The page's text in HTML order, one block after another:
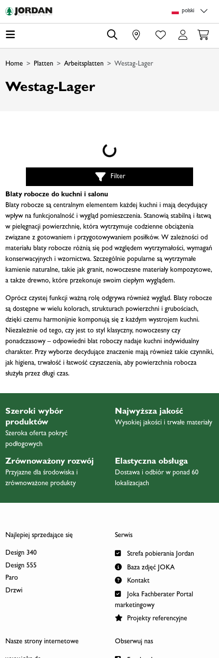
polski
0
Home Platten Arbeitsplatten Westag-Lager
Westag-Lager
Loading...
Filter
Blaty robocze do kuchni i salonu
Blaty robocze są centralnym elementem każdej kuchni i mają decydujący
wpływ na funkcjonalność i wygląd pomieszczenia. Stanowią stabilną i łatwą
w pielęgnacji powierzchnię, która wytrzymuje codzienne obciążenia
związane z gotowaniem i przygotowywaniem posiłków. W zależności od
materiału blaty robocze różnią się pod względem wytrzymałości, wymagań
konserwacyjnych i wzornictwa. Szczególnie popularne są wytrzymałe
kamienie naturalne, takie jak granit, nowoczesne materiały kompozytowe,
a także drewno, które przekonuje swoim ciepłym wyglądem.
Oprócz czystej funkcji ważną rolę odgrywa również wygląd. Blaty robocze
są dostępne w wielu kolorach, strukturach powierzchni i grubościach,
dzięki czemu harmonijnie komponują się z każdym wystrojem kuchni.
Niezależnie od tego, czy jest to styl klasyczny, nowoczesny czy
ponadczasowy – odpowiedni blat roboczy nadaje kuchni indywidualny
charakter. Przy wyborze decydujące znaczenie mają również takie czynniki,
jak higiena, trwałość i łatwość czyszczenia, aby powierzchnia robocza
służyła przez długi czas.
Szeroki wybór
produktów
Szeroka oferta pokryć
podłogowych
Najwyższa jakość
Wysokiej jakości i trwałe materiały
Zrównoważony rozwój
Przyjazne dla środowiska i
zrównoważone produkty
Elastyczna obsługa
Dostawa i odbiór w ponad 60
lokalizacjach
Najlepiej sprzedające się
Design 340
Design 555
Paro
Drzwi
Serwis
Strefa pobierania Jordan
Baza zdjęć JOKA
Kontakt
Joka Fachberater Portal
marketingowy
Projekty referencyjne
Nasze strony internetowe Obserwuj nas